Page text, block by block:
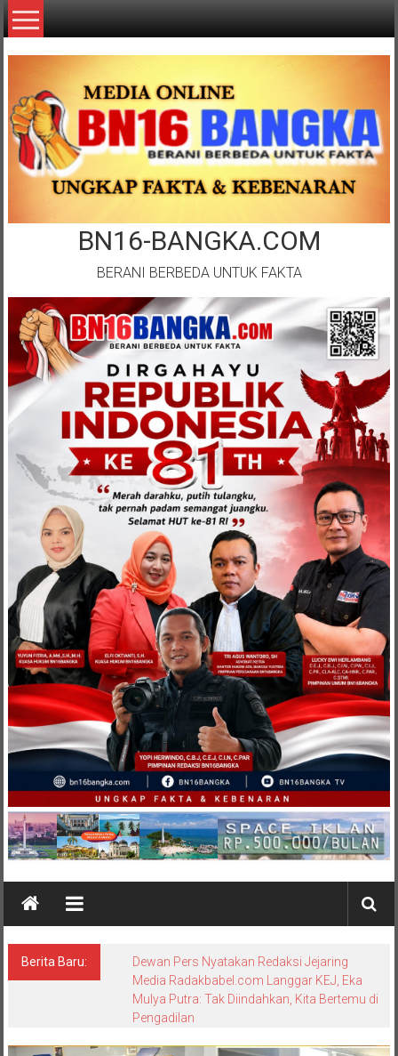
Lompat
ke
BN16-BANGKA.COM
BERANI BERBEDA UNTUK FAKTA
Berita Baru:
Bungkam Saat Dikonfirmasi, Sikap Kanit
Tipidter Polres Bangka Barat Memicu
Pertanyaan: Equality Before the Law
Dipertanyakan